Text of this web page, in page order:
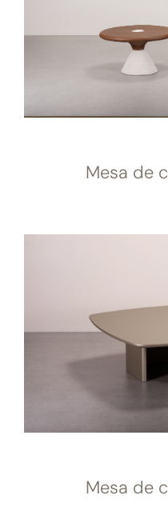
Mesa de
Mesa de